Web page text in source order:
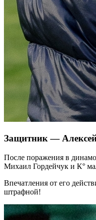
Защитник —
После поражения в
Михаил Гордейчук и К°
Впечатления от его
штрафной!